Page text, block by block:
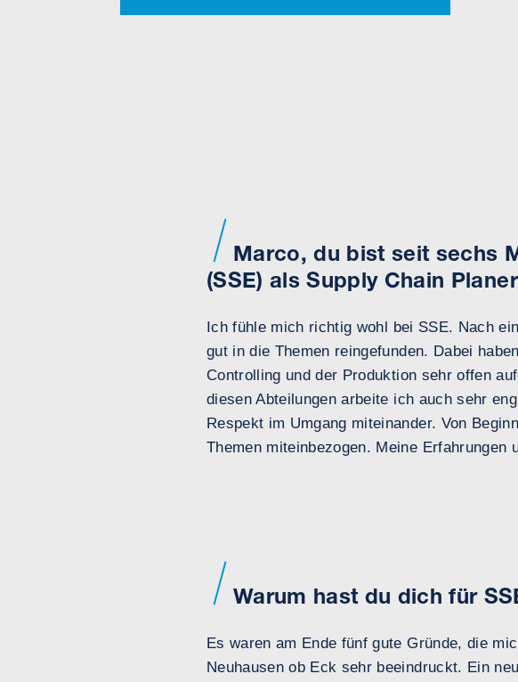
Marco, du bist seit sechs
(SSE) als Supply Chain
Ich fühle mich richtig wohl bei SSE. Nach
gut in die Themen reingefunden. Dabei
Controlling und der Produktion sehr offen
diesen Abteilungen arbeite ich auch sehr
Respekt im Umgang miteinander. Von
Themen miteinbezogen. Meine
Warum hast du dich für
Es waren am Ende fünf gute Gründe, die
Neuhausen ob Eck sehr beeindruckt. Ein